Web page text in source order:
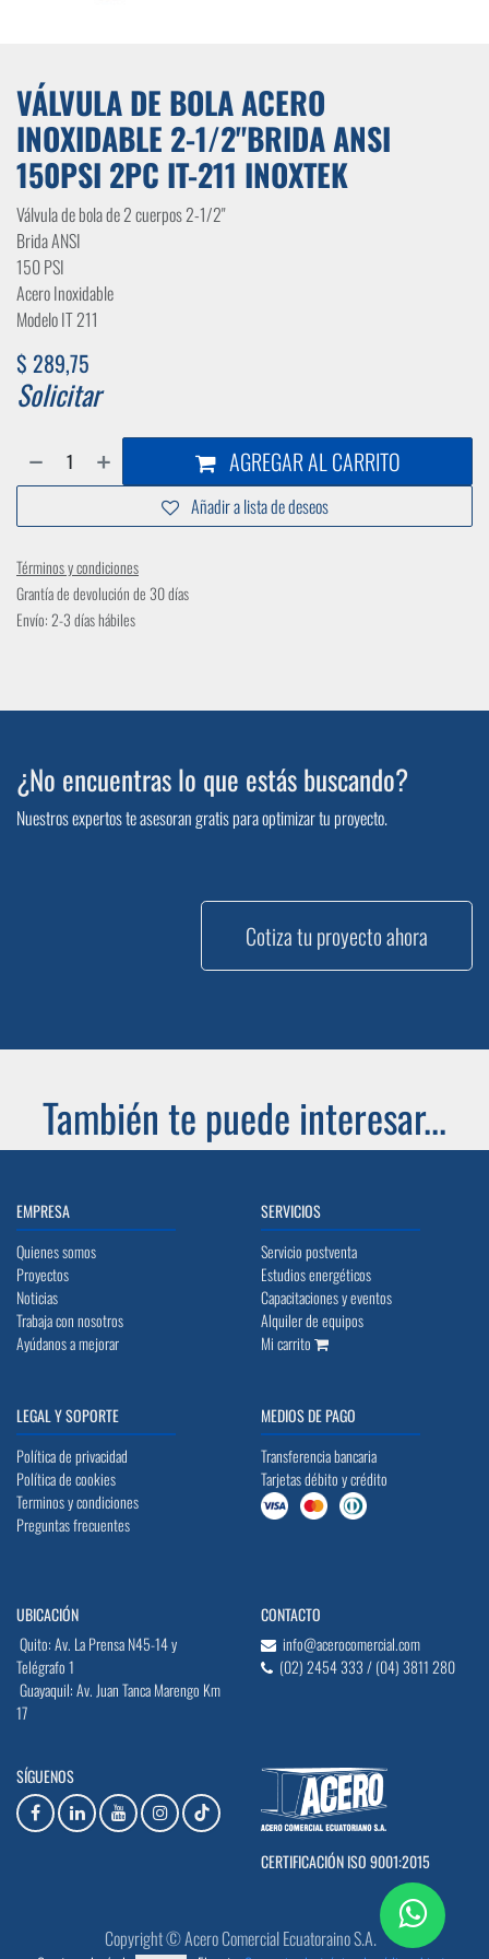
VÁLVULA DE BOLA ACERO
INOXIDABLE 2-1/2"BRIDA ANSI
150PSI 2PC IT-211 INOXTEK
Válvula de bola de 2 cuerpos 2-1/2"
Brida ANSI
150 PSI
Acero Inoxidable
Modelo IT 211
$ 289,75
Solicitar
AGREGAR AL CARRITO
Añadir a lista de deseos
Términos y condiciones
Grantía de devolución de 30 días
Envío: 2-3 días hábiles
¿No encuentras lo que estás buscando?
Nuestros expertos te asesoran gratis para optimizar tu proyecto.
Cotiza tu proyecto ahora
También te puede interesar...
EMPRESA
Quienes somos
Proyectos
Noticias
Trabaja con nosotros
Ayúdanos a mejorar
SERVICIOS
Servicio postventa
Estudios energéticos
Capacitaciones y eventos
Alquiler de equipos
Mi carrito
LEGAL Y SOPORTE
Política de privacidad
Política de cookies
Terminos y condiciones
Preguntas frecuentes
MEDIOS DE PAGO
Transferencia bancaria
Tarjetas débito y crédito
UBICACIÓN
Quito: Av. La Prensa N45-14 y
Telégrafo 1
Guayaquil: Av. Juan Tanca Marengo Km
17
CONTACTO
info@acerocomercial.com
(02) 2454 333 / (04) 3811 280
SÍGUENOS
CERTIFICACIÓN ISO 9001:2015
Copyright © Acero Comercial Ecuatoraino S.A.